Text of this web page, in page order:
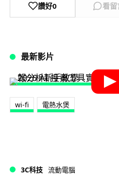
讚好0 看留
最新影片
wi-fi 電熱水煲
3C科技 流動電腦